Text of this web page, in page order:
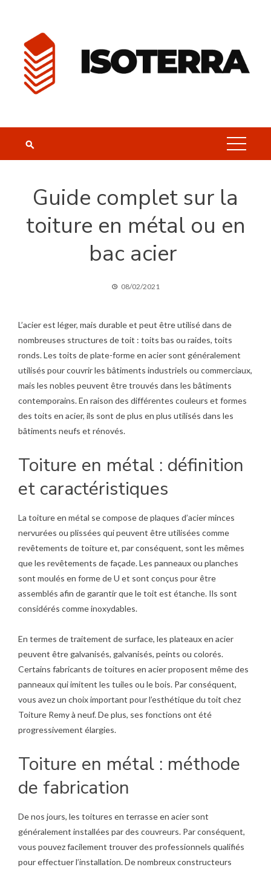
content
Guide complet sur la
toiture en métal ou en
bac acier
08/02/2021
L’acier est léger, mais durable et peut être utilisé dans de
nombreuses structures de toit : toits bas ou raides, toits
ronds. Les toits de plate-forme en acier sont généralement
utilisés pour couvrir les bâtiments industriels ou commerciaux,
mais les nobles peuvent être trouvés dans les bâtiments
contemporains. En raison des différentes couleurs et formes
des toits en acier, ils sont de plus en plus utilisés dans les
bâtiments neufs et rénovés.
Toiture en métal : définition
et caractéristiques
La toiture en métal se compose de plaques d’acier minces
nervurées ou plissées qui peuvent être utilisées comme
revêtements de toiture et, par conséquent, sont les mêmes
que les revêtements de façade. Les panneaux ou planches
sont moulés en forme de U et sont conçus pour être
assemblés afin de garantir que le toit est étanche. Ils sont
considérés comme inoxydables.
En termes de traitement de surface, les plateaux en acier
peuvent être galvanisés, galvanisés, peints ou colorés.
Certains fabricants de toitures en acier proposent même des
panneaux qui imitent les tuiles ou le bois. Par conséquent,
vous avez un choix important pour l’esthétique du toit chez
Toiture Remy à neuf. De plus, ses fonctions ont été
progressivement élargies.
Toiture en métal : méthode
de fabrication
De nos jours, les toitures en terrasse en acier sont
généralement installées par des couvreurs. Par conséquent,
vous pouvez facilement trouver des professionnels qualifiés
pour effectuer l’installation. De nombreux constructeurs